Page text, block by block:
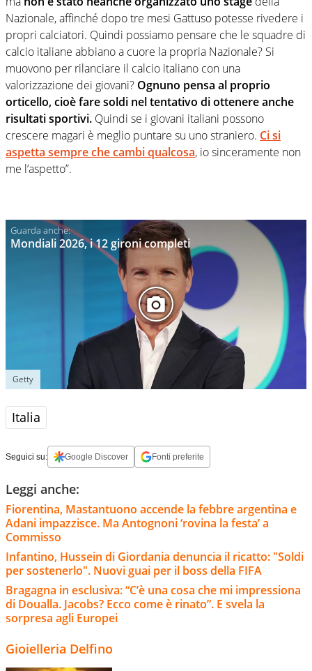
Nazionale, affinché dopo tre mesi Gattuso potesse rivedere i
propri calciatori. Quindi possiamo pensare che le squadre di
calcio italiane abbiano a cuore la propria Nazionale? Si
muovono per rilanciare il calcio italiano con una
valorizzazione dei giovani? Ognuno pensa al proprio
orticello, cioè fare soldi nel tentativo di ottenere anche
risultati sportivi. Quindi se i giovani italiani possono
crescere magari è meglio puntare su uno straniero. Ci si
aspetta sempre che cambi qualcosa, io sinceramente non
me l’aspetto”.
Mondiali 2026, i 12 gironi completi
Getty
Italia
Seguici su: Google Discover Fonti preferite
Leggi anche:
Fiorentina, Mastantuono accende la febbre argentina e
Adani impazzisce. Ma Antognoni ‘rovina la festa’ a
Commisso
Infantino, Hussein di Giordania denuncia il ricatto: "Soldi
per sostenerlo". Nuovi guai per il boss della FIFA
Bragagna in esclusiva: “C’è una cosa che mi impressiona
di Doualla. Jacobs? Ecco come è rinato”. E svela la
sorpresa agli Europei
Gioielleria Delfino